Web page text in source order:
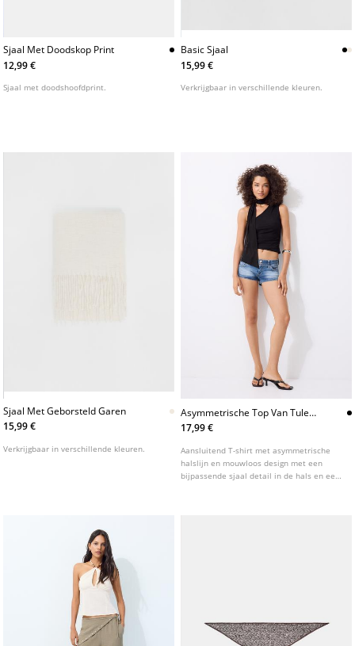
Sjaal Met Doodskop Print
12,99 €
Sjaal met doodshoofdprint.
Basic Sjaal
15,99 €
Verkrijgbaar in verschillende kleuren.
Sjaal Met Geborsteld Garen
15,99 €
Verkrijgbaar in verschillende kleuren.
Asymmetrische Top Van Tule
Met Sjaal
17,99 €
Aansluitend T-shirt met asymmetrische
halslijn en mouwloos design met een
bijpassende sjaal detail in de hals en een